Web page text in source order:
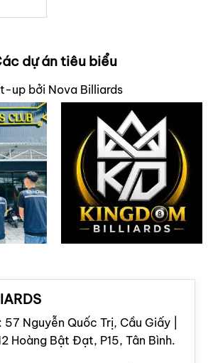
dự án tiêu biểu
up bởi Nova Billiards
57 Nguyễn Quốc Trị, Cầu Giấy |
Hoàng Bật Đạt, P15, Tân Bình.